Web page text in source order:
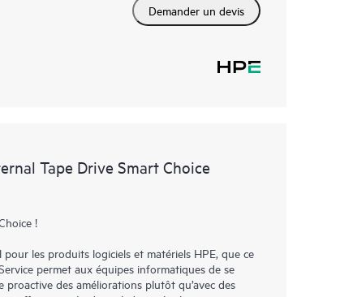
Demander un devis
Tape Drive Smart Choice
!
les produits logiciels et matériels HPE, que ce
permet aux équipes informatiques de se
des améliorations plutôt qu’avec des